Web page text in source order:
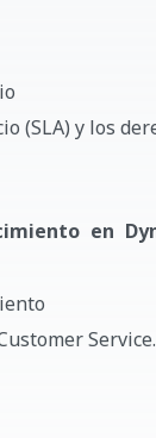
(SLA) y los
en
Service.